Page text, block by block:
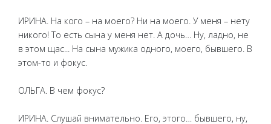
ИРИНА. На кого – на моего? Ни на моего. У меня – нету
никого! То есть сына у меня нет. А дочь… Ну, ладно, не
в этом щас... На сына мужика одного, моего, бывшего. В
этом-то и фокус.
ОЛЬГА. В чем фокус?
ИРИНА. Слушай внимательно. Его, этого… бывшего, ну,